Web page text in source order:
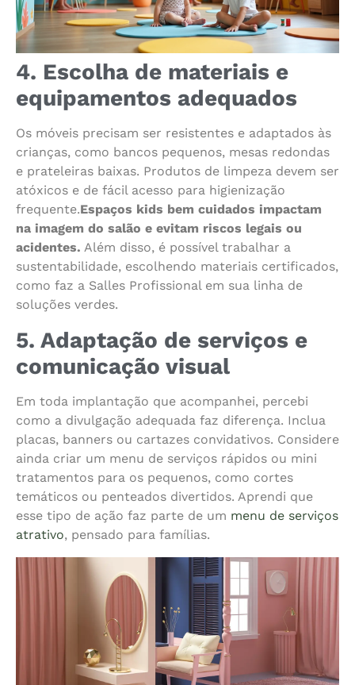
4. Escolha de materiais e
equipamentos adequados
Os móveis precisam ser resistentes e adaptados às
crianças, como bancos pequenos, mesas redondas
e prateleiras baixas. Produtos de limpeza devem ser
atóxicos e de fácil acesso para higienização
frequente.Espaços kids bem cuidados impactam
na imagem do salão e evitam riscos legais ou
acidentes. Além disso, é possível trabalhar a
sustentabilidade, escolhendo materiais certificados,
como faz a Salles Profissional em sua linha de
soluções verdes.
5. Adaptação de serviços e
comunicação visual
Em toda implantação que acompanhei, percebi
como a divulgação adequada faz diferença. Inclua
placas, banners ou cartazes convidativos. Considere
ainda criar um menu de serviços rápidos ou mini
tratamentos para os pequenos, como cortes
temáticos ou penteados divertidos. Aprendi que
esse tipo de ação faz parte de um menu de serviços
atrativo, pensado para famílias.